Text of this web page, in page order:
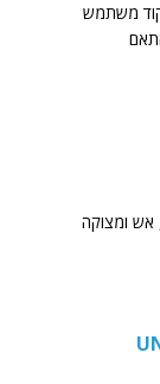
משתמש
ומצוקה